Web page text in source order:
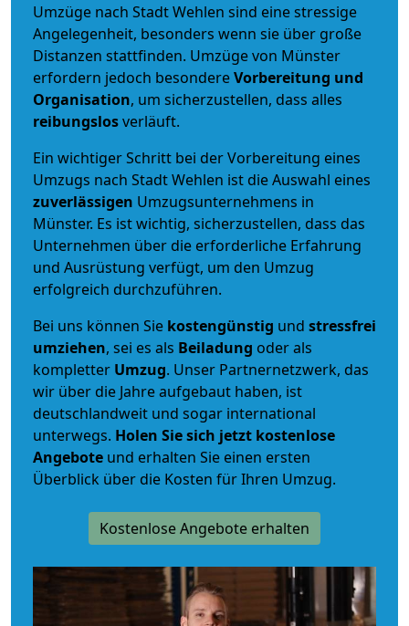
Umzüge nach Stadt Wehlen sind eine stressige
Angelegenheit, besonders wenn sie über große
Distanzen stattfinden. Umzüge von Münster
erfordern jedoch besondereVorbereitung und
Organisation, um sicherzustellen, dass alles
reibungslosverläuft.
Ein wichtiger Schritt bei der Vorbereitung eines
Umzugs nach Stadt Wehlen ist die Auswahl eines
zuverlässigen Umzugsunternehmens in
Münster. Es ist wichtig, sicherzustellen, dass das
Unternehmen über die erforderliche Erfahrung
und Ausrüstung verfügt, um den Umzug
erfolgreich durchzuführen.
Bei uns können Sie kostengünstig und stressfrei
umziehen, sei es als Beiladung oder als
kompletter Umzug. Unser Partnernetzwerk, das
wir über die Jahre aufgebaut haben, ist
deutschlandweit und sogar international
unterwegs. Holen Sie sich jetzt kostenlose
Angebote und erhalten Sie einen ersten
Überblick über die Kosten für Ihren Umzug.
Kostenlose Angebote erhalten